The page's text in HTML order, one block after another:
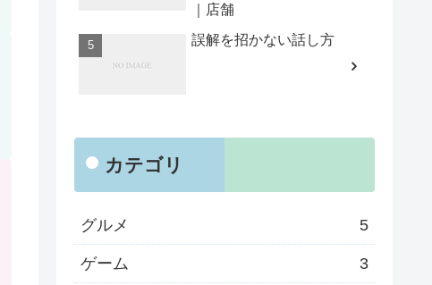
｜店舗
誤解を招かない話し方
カテゴリ
グルメ 5
ゲーム 3